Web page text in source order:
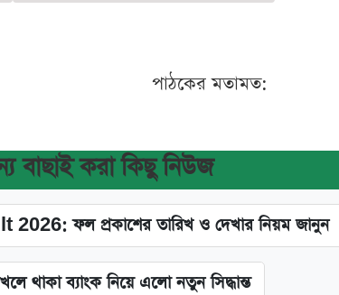
পাঠকের মতামত:
বাছাই করা কিছু নিউজ
ফল প্রকাশের তারিখ ও দেখার নিয়ম জানুন
থাকা ব্যাংক নিয়ে এলো নতুন সিদ্ধান্ত